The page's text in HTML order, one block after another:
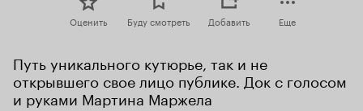
Оценить Буду смотреть Добавить Еще
Путь уникального кутюрье, так и не
открывшего свое лицо публике. Док с голосом
и руками Мартина Маржела